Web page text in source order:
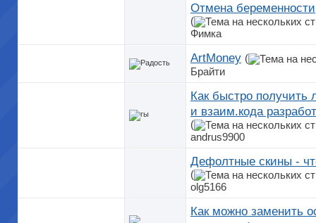
Отмена беременности
(
Фимка
ArtMoney (
Брайти
Как быстро получить
и взаим.кода
(
andrus9900
Дефолтные скины -
(
olg5166
Как можно заменить